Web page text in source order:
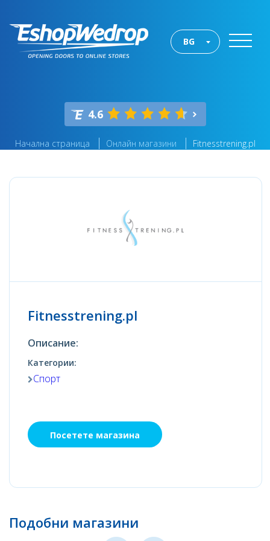
BG
4.6
Начална страница Онлайн магазини Fitnesstrening.pl
Fitnesstrening.pl
Описание:
Категории:
Спорт
Посетете магазина
Подобни магазини